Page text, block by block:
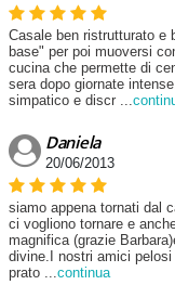
Casale ben ristrutturato e
base" per poi muoversi
cucina che permette di
sera dopo giornate
simpatico e discr ...
Daniela
20/06/2013
siamo appena tornati dal
ci vogliono tornare e
magnifica (grazie
divine.I nostri amici
prato ...continua